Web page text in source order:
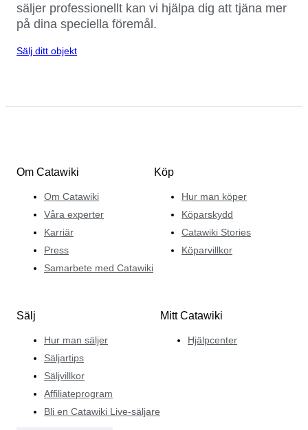
säljer professionellt kan vi hjälpa dig att tjäna mer
på dina speciella föremål.
Sälj ditt objekt
Om Catawiki
Om Catawiki
Våra experter
Karriär
Press
Samarbete med Catawiki
Köp
Hur man köper
Köparskydd
Catawiki Stories
Köparvillkor
Sälj
Hur man säljer
Säljartips
Säljvillkor
Affiliateprogram
Bli en Catawiki Live-säljare
Mitt Catawiki
Hjälpcenter